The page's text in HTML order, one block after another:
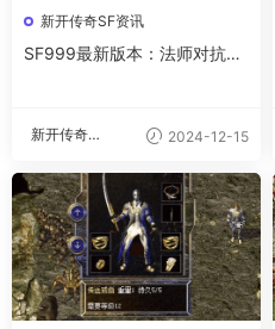
新开传奇SF资讯
SF999最新版本：法师对抗道
新开传奇私
2024-12-15